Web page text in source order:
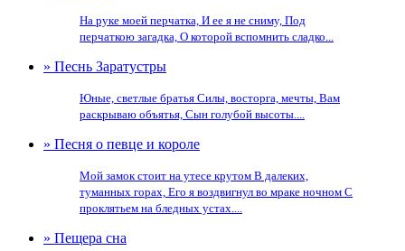
На руке моей перчатка, И ее я не сниму, Под
перчаткою загадка, О которой вспомнить сладко...
» Песнь Заратустры
Юные, светлые братья Силы, восторга, мечты, Вам
раскрываю объятья, Сын голубой высоты....
» Песня о певце и короле
Мой замок стоит на утесе крутом В далеких,
туманных горах, Его я воздвигнул во мраке ночном С
проклятьем на бледных устах....
» Пещера сна